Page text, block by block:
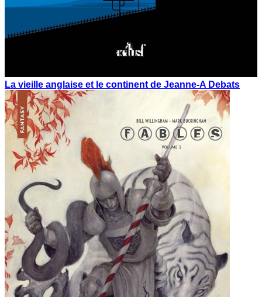
La vieille anglaise et le continent de Jeanne-A Debats